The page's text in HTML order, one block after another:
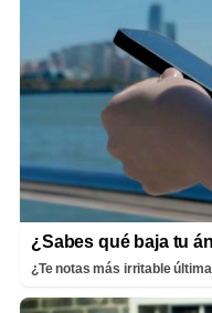
¿Sabes qué baja tu
¿Te notas más irritable